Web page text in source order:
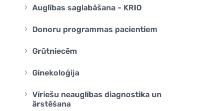
Auglības saglabāšana - KRIO
Donoru programmas pacientiem
Grūtniecēm
Ginekoloģija
Vīriešu neauglības diagnostika un
ārstēšana